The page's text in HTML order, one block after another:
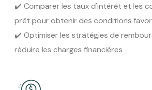
✔️ Comparer les taux d'intérêt et les
prêt pour obtenir des conditions
✔️ Optimiser les stratégies de
réduire les charges financières